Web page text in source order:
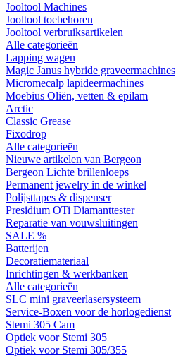
Jooltool Machines
Jooltool toebehoren
Jooltool verbruiksartikelen
Alle categorieën
Lapping wagen
Magic Janus hybride graveermachines
Micromecalp lapideermachines
Moebius Oliën, vetten & epilam
Arctic
Classic Grease
Fixodrop
Alle categorieën
Nieuwe artikelen van Bergeon
Bergeon Lichte brillenloeps
Permanent jewelry in de winkel
Polijsttapes & dispenser
Presidium OTi Diamanttester
Reparatie van vouwsluitingen
SALE %
Batterijen
Decoratiemateriaal
Inrichtingen & werkbanken
Alle categorieën
SLC mini graveerlasersysteem
Service-Boxen voor de horlogedienst
Stemi 305 Cam
Optiek voor Stemi 305
Optiek voor Stemi 305/355